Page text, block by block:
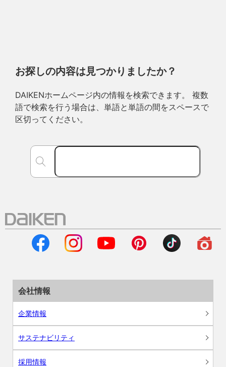
お探しの内容は見つかりましたか？
DAIKENホームページ内の情報を検索できます。 複数
語で検索を行う場合は、単語と単語の間をスペースで
区切ってください。
会社情報
企業情報
サステナビリティ
採用情報